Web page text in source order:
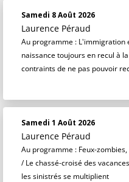
Samedi 8 Août 2026
Laurence Péraud
Au programme : L'immigration
naissance toujours en recul à
contraints de ne pas pouvoir
Samedi 1 Août 2026
Laurence Péraud
Au programme : Feux-
/ Le chassé-croisé des
les sinistrés se multiplient